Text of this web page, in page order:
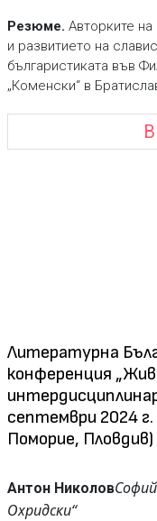
Резюме. Авторките на
и развитието на
българистиката във
„Коменски“ в
Литературна
конференция
септември 2024
Поморие, Пловдив)
Антон Николов
Охридски“